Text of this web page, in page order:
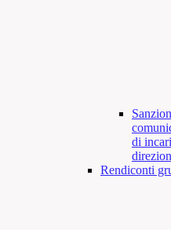
di
Rendiconti